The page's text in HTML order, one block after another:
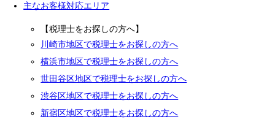
主なお客様対応エリア
【税理士をお探しの方へ】
川崎市地区で税理士をお探しの方へ
横浜市地区で税理士をお探しの方へ
世田谷区地区で税理士をお探しの方へ
渋谷区地区で税理士をお探しの方へ
新宿区地区で税理士をお探しの方へ